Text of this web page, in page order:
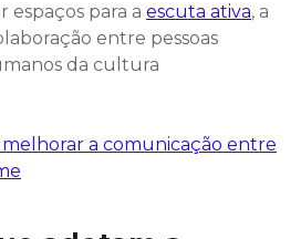
espaços para a escuta ativa, a
entre pessoas
da cultura
melhorar a comunicação entre